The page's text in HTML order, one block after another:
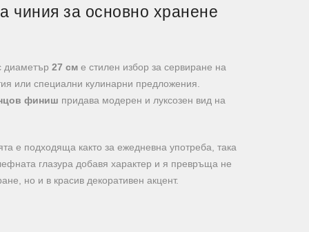
чиния за основно хранене
диаметър 27 см е стилен избор за сервиране на
или специални кулинарни предложения.
финиш придава модерен и луксозен вид на
е подходяща както за ежедневна употреба, така
глазура добавя характер и я превръща не
но и в красив декоративен акцент.